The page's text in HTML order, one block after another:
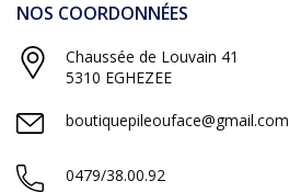
NOS COORDONNÉES
Chaussée de Louvain 41
5310 EGHEZEE
boutiquepileouface@gmail.com
0479/38.00.92